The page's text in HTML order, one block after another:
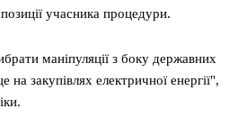
учасника процедури.
маніпуляції з боку державних
на закупівлях електричної енергії",